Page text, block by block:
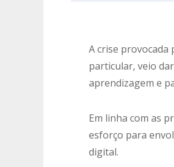
A crise provocada
particular, veio
aprendizagem e
Em linha com as
esforço para
digital.